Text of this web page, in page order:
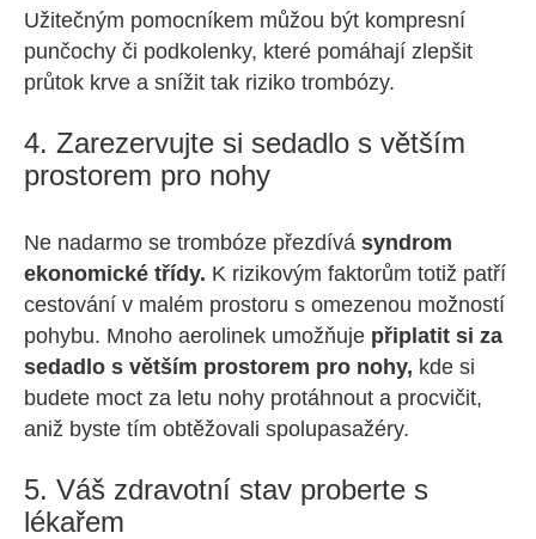
Užitečným pomocníkem můžou být kompresní
punčochy či podkolenky, které pomáhají zlepšit
průtok krve a snížit tak riziko trombózy.
4. Zarezervujte si sedadlo s větším
prostorem pro nohy
Ne nadarmo se trombóze přezdívá syndrom
ekonomické třídy. K rizikovým faktorům totiž patří
cestování v malém prostoru s omezenou možností
pohybu. Mnoho aerolinek umožňuje připlatit si za
sedadlo s větším prostorem pro nohy, kde si
budete moct za letu nohy protáhnout a procvičit,
aniž byste tím obtěžovali spolupasažéry.
5. Váš zdravotní stav proberte s
lékařem